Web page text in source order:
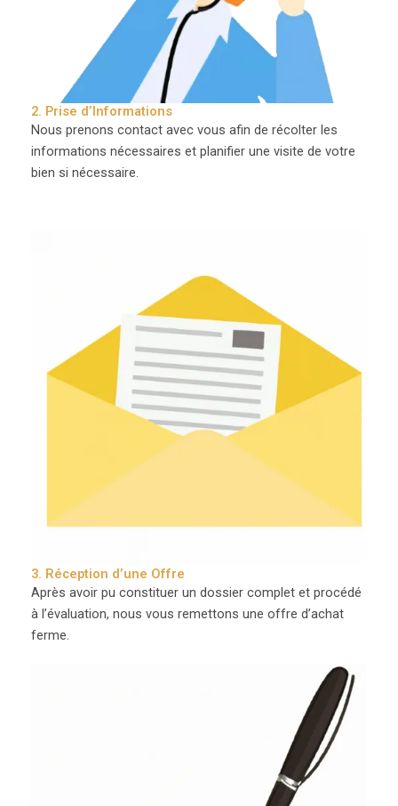
3. Réception d’une Offre
Après avoir pu constituer un dossier complet et procédé
à l’évaluation, nous vous remettons une offre d’achat
ferme.
2. Prise d’Informations
Nous prenons contact avec vous afin de récolter les
informations nécessaires et planifier une visite de votre
bien si nécessaire.